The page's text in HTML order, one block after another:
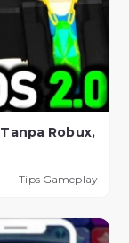
Robux,
Tips Gameplay